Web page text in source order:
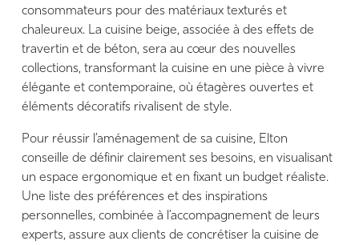
consommateurs pour des matériaux texturés et
chaleureux. La cuisine beige, associée à des effets de
travertin et de béton, sera au cœur des nouvelles
collections, transformant la cuisine en une pièce à vivre
élégante et contemporaine, où étagères ouvertes et
éléments décoratifs rivalisent de style.
Pour réussir l’aménagement de sa cuisine, Elton
conseille de définir clairement ses besoins, en visualisant
un espace ergonomique et en fixant un budget réaliste.
Une liste des préférences et des inspirations
personnelles, combinée à l’accompagnement de leurs
experts, assure aux clients de concrétiser la cuisine de